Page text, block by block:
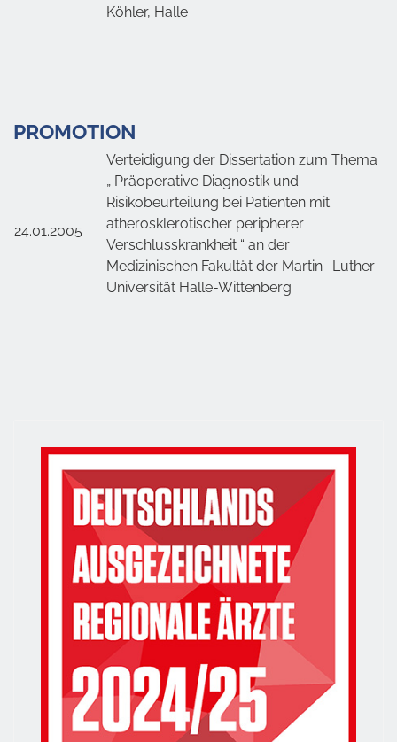
Köhler, Halle
PROMOTION
24.01.2005
Verteidigung der Dissertation zum Thema
„ Präoperative Diagnostik und
Risikobeurteilung bei Patienten mit
atherosklerotischer peripherer
Verschlusskrankheit “ an der
Medizinischen Fakultät der Martin- Luther-
Universität Halle-Wittenberg